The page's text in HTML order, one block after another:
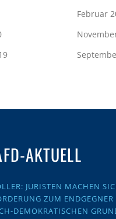
Februar
AKTUELL
JURISTEN MACHEN
ZUM ENDGEGNER
DEMOKRATISCHEN